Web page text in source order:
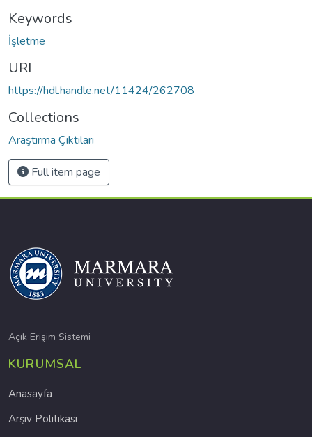
Keywords
İşletme
URI
https://hdl.handle.net/11424/262708
Collections
Araştırma Çıktıları
Full item page
Açık Erişim Sistemi
KURUMSAL
Anasayfa
Arşiv Politikası